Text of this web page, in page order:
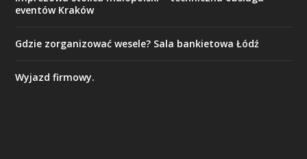
eventów Kraków
Gdzie zorganizować wesele? Sala bankietowa Łódź
Wyjazd firmowy.